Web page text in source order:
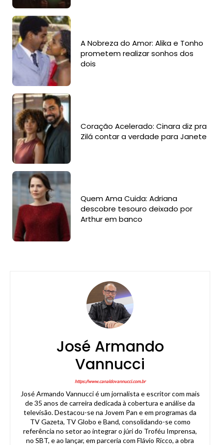
A Nobreza do Amor: Alika e Tonho
prometem realizar sonhos dos
dois
Coração Acelerado: Cinara diz pra
Zilá contar a verdade para Janete
Quem Ama Cuida: Adriana
descobre tesouro deixado por
Arthur em banco
José Armando
Vannucci
https://www.canaldovannucci.com.br
José Armando Vannucci é um jornalista e escritor com mais
de 35 anos de carreira dedicada à cobertura e análise da
televisão. Destacou-se na Jovem Pan e em programas da
TV Gazeta, TV Globo e Band, consolidando-se como
referência no setor ao integrar o júri do Troféu Imprensa,
no SBT, e ao lançar, em parceria com Flávio Ricco, a obra